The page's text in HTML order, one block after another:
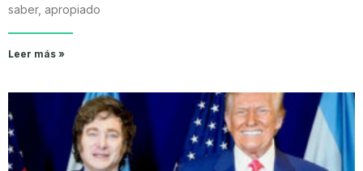
saber, apropiado
Leer más »